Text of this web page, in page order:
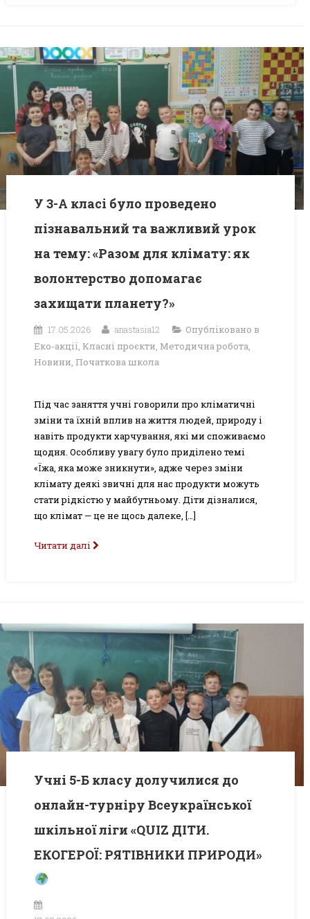
У 3-А класі було проведено
пізнавальний та важливий урок
на тему: «Разом для клімату: як
волонтерство допомагає
захищати планету?»
17.05.2026 anastasia12
Опубліковано в
Еко-акції, Класні проєкти, Методична робота,
Новини, Початкова школа
Під час заняття учні говорили про кліматичні
зміни та їхній вплив на життя людей, природу і
навіть продукти харчування, які ми споживаємо
щодня. Особливу увагу було приділено темі
«Їжа, яка може зникнути», адже через зміни
клімату деякі звичні для нас продукти можуть
стати рідкістю у майбутньому. Діти дізналися,
що клімат — це не щось далеке, […]
Читати далі
Учні 5-Б класу долучилися до
онлайн-турніру Всеукраїнської
шкільної ліги «QUIZ ДІТИ.
ЕКОГЕРОЇ: РЯТІВНИКИ ПРИРОДИ»